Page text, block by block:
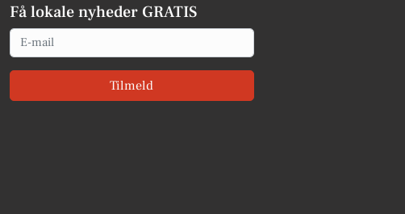
Få lokale nyheder GRATIS
Email
Tilmeld